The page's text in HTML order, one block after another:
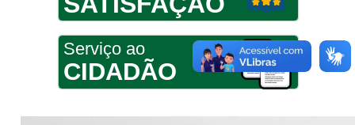
Serviço ao
CIDADÃO